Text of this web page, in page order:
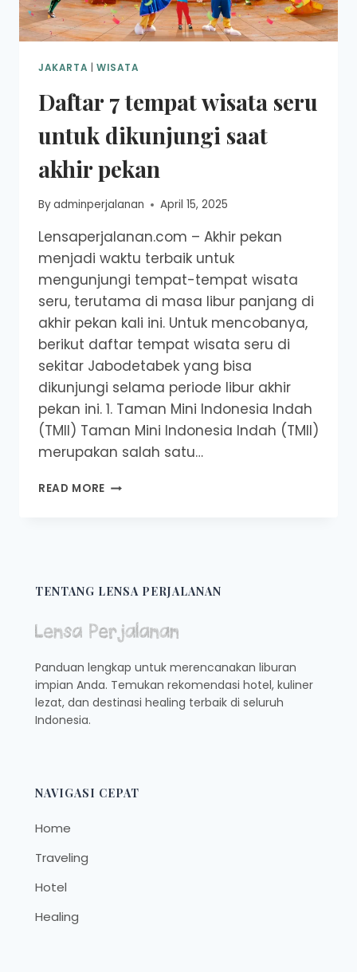
JAKARTA WISATA
Daftar 7 tempat wisata seru
untuk dikunjungi saat
akhir pekan
Byadminperjalanan April 15, 2025
Lensaperjalanan.com – Akhir pekan
menjadi waktu terbaik untuk
mengunjungi tempat-tempat wisata
seru, terutama di masa libur panjang di
akhir pekan kali ini. Untuk mencobanya,
berikut daftar tempat wisata seru di
sekitar Jabodetabek yang bisa
dikunjungi selama periode libur akhir
pekan ini. 1. Taman Mini Indonesia Indah
(TMII) Taman Mini Indonesia Indah (TMII)
merupakan salah satu…
READ MORE DAFTAR
DIKUNJUNGI
AKHIR
PEKAN
TENTANG LENSA PERJALANAN
Panduan lengkap untuk merencanakan liburan
impian Anda. Temukan rekomendasi hotel, kuliner
lezat, dan destinasi healing terbaik di seluruh
Indonesia.
NAVIGASI CEPAT
Home
Traveling
Hotel
Healing